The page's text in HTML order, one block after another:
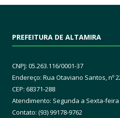
PREFEITURA DE ALTAMIRA
CNPJ: 05.263.116/0001-37
Endereço: Rua Otaviano Santos, nº
CEP: 68371-288
Atendimento: Segunda a Sexta-feira
Contato: (93) 99178-9762